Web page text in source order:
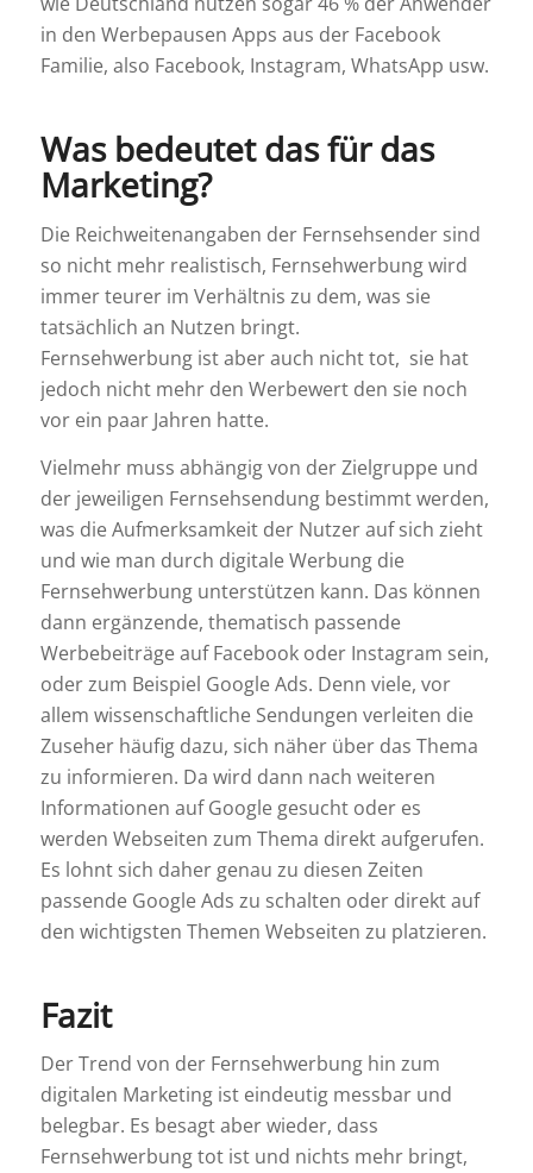
in den Werbepausen Apps aus der Facebook
Familie, also Facebook, Instagram, WhatsApp usw.
Was bedeutet das für das
Marketing?
Die Reichweitenangaben der Fernsehsender sind
so nicht mehr realistisch, Fernsehwerbung wird
immer teurer im Verhältnis zu dem, was sie
tatsächlich an Nutzen bringt.
Fernsehwerbung ist aber auch nicht tot, sie hat
jedoch nicht mehr den Werbewert den sie noch
vor ein paar Jahren hatte.
Vielmehr muss abhängig von der Zielgruppe und
der jeweiligen Fernsehsendung bestimmt werden,
was die Aufmerksamkeit der Nutzer auf sich zieht
und wie man durch digitale Werbung die
Fernsehwerbung unterstützen kann. Das können
dann ergänzende, thematisch passende
Werbebeiträge auf Facebook oder Instagram sein,
oder zum Beispiel Google Ads. Denn viele, vor
allem wissenschaftliche Sendungen verleiten die
Zuseher häufig dazu, sich näher über das Thema
zu informieren. Da wird dann nach weiteren
Informationen auf Google gesucht oder es
werden Webseiten zum Thema direkt aufgerufen.
Es lohnt sich daher genau zu diesen Zeiten
passende Google Ads zu schalten oder direkt auf
den wichtigsten Themen Webseiten zu platzieren.
Fazit
Der Trend von der Fernsehwerbung hin zum
digitalen Marketing ist eindeutig messbar und
belegbar. Es besagt aber wieder, dass
Fernsehwerbung tot ist und nichts mehr bringt,